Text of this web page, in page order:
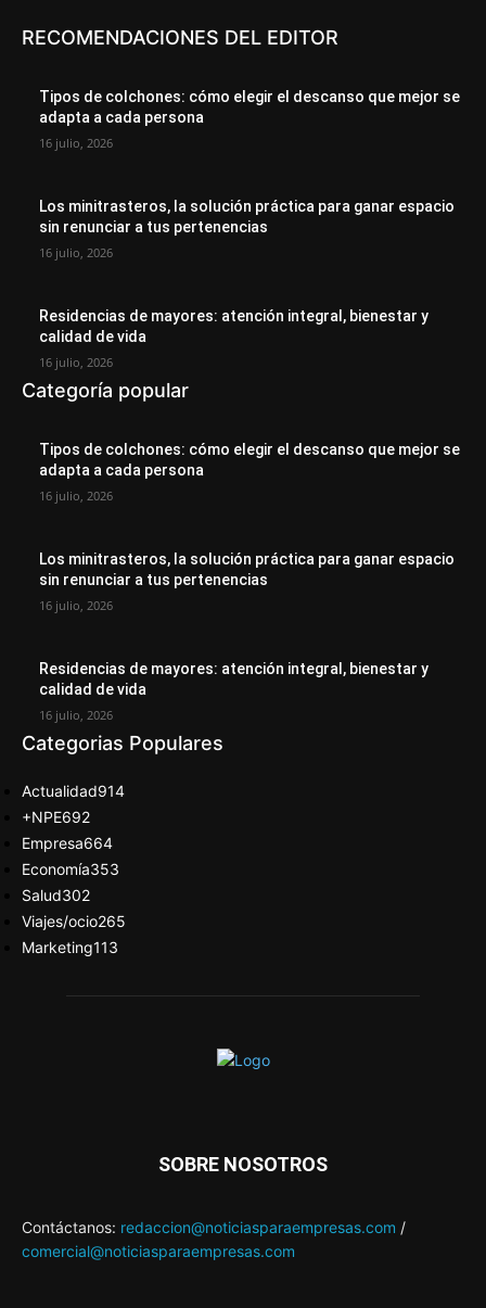
RECOMENDACIONES DEL EDITOR
Tipos de colchones: cómo elegir el descanso que mejor se
adapta a cada persona
16 julio, 2026
Los minitrasteros, la solución práctica para ganar espacio
sin renunciar a tus pertenencias
16 julio, 2026
Residencias de mayores: atención integral, bienestar y
calidad de vida
16 julio, 2026
Categoría popular
Tipos de colchones: cómo elegir el descanso que mejor se
adapta a cada persona
16 julio, 2026
Los minitrasteros, la solución práctica para ganar espacio
sin renunciar a tus pertenencias
16 julio, 2026
Residencias de mayores: atención integral, bienestar y
calidad de vida
16 julio, 2026
Categorias Populares
Actualidad914
+NPE692
Empresa664
Economía353
Salud302
Viajes/ocio265
Marketing113
SOBRE NOSOTROS
Contáctanos: redaccion@noticiasparaempresas.com /
comercial@noticiasparaempresas.com